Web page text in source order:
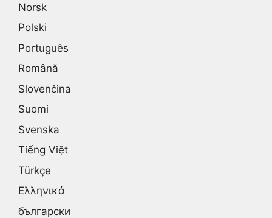
Norsk
Polski
Português
Română
Slovenčina
Suomi
Svenska
Tiếng Việt
Türkçe
Ελληνικά
български